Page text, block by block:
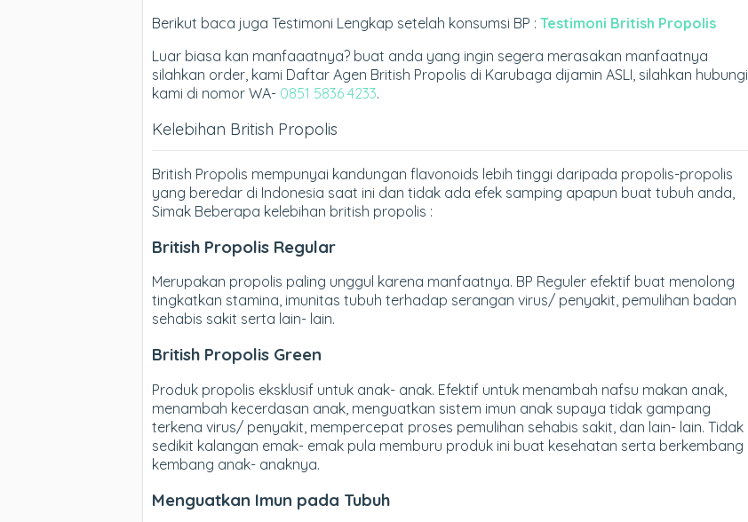
Berikut baca juga Testimoni Lengkap setelah konsumsi BP : Testimoni British Propolis
Luar biasa kan manfaaatnya? buat anda yang ingin segera merasakan manfaatnya
silahkan order, kami Daftar Agen British Propolis di Karubaga dijamin ASLI, silahkan hubungi
kami di nomor WA- 0851 5836 4233.
Kelebihan British Propolis
British Propolis mempunyai kandungan flavonoids lebih tinggi daripada propolis-propolis
yang beredar di Indonesia saat ini dan tidak ada efek samping apapun buat tubuh anda,
Simak Beberapa kelebihan british propolis :
British Propolis Regular
Merupakan propolis paling unggul karena manfaatnya. BP Reguler efektif buat menolong
tingkatkan stamina, imunitas tubuh terhadap serangan virus/ penyakit, pemulihan badan
sehabis sakit serta lain- lain.
British Propolis Green
Produk propolis eksklusif untuk anak- anak. Efektif untuk menambah nafsu makan anak,
menambah kecerdasan anak, menguatkan sistem imun anak supaya tidak gampang
terkena virus/ penyakit, mempercepat proses pemulihan sehabis sakit, dan lain- lain. Tidak
sedikit kalangan emak- emak pula memburu produk ini buat kesehatan serta berkembang
kembang anak- anaknya.
Menguatkan Imun pada Tubuh